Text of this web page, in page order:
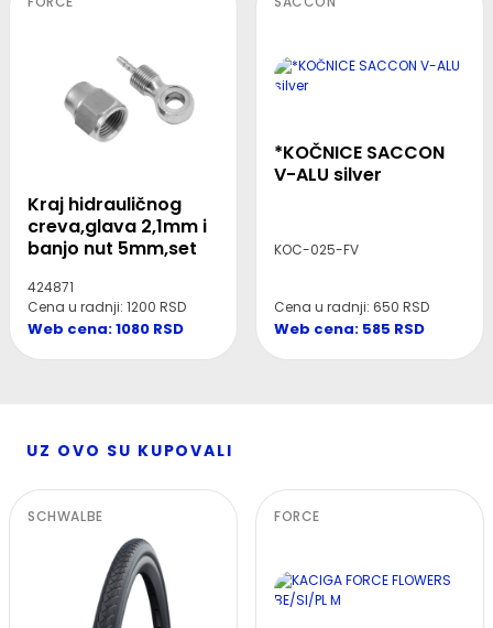
Kraj hidrauličnog
creva,glava 2,1mm i
banjo nut 5mm,set
424871
Cena u radnji: 1200 RSD
Web cena: 1080 RSD
*KOČNICE SACCON
V-ALU silver
KOC-025-FV
Cena u radnji: 650 RSD
Web cena: 585 RSD
UZ OVO SU KUPOVALI
SCHWALBE FORCE